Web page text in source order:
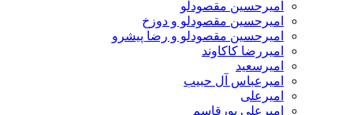
امیرحسین مقصودلو
امیرحسین مقصودلو و دوزخ
امیرحسین مقصودلو و رضا پیشرو
امیررضا کاکاوند
امیرسعید
امیرعباس آل حبیب
امیرعلی
امیرعلی پورقاسم